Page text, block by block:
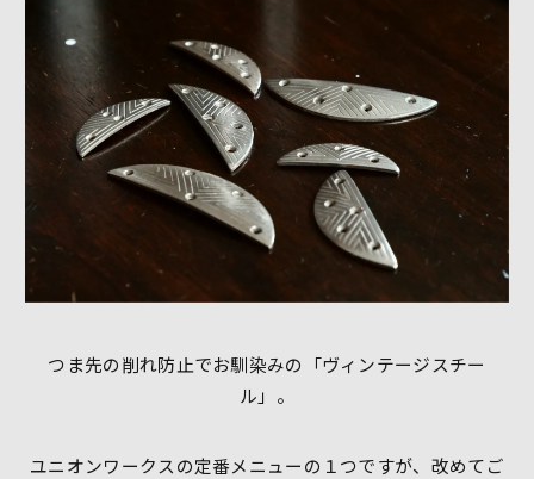
つま先の削れ防止でお馴染みの「ヴィンテージスチー
ル」。
ユニオンワークスの定番メニューの１つですが、改めてご